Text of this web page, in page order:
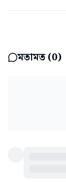
মতামত (0)